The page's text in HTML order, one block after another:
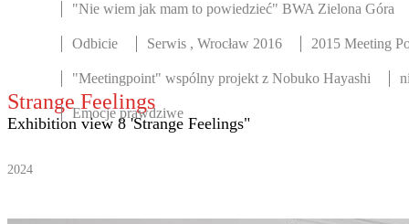
"Nie wiem jak mam to powiedzieć" BWA Zielona Góra
Odbicie Serwis , Wrocław 2016 2015 Meeting
"Meetingpoint" wspólny projekt z Nobuko Hayashi
Emocje prawdziwe
Strange Feelings
Exhibition view 8 'Strange Feelings"
2024